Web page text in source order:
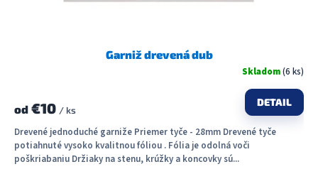
Garniž drevená dub
Skladom(6 ks)
od €10 / ks
DETAIL
Drevené jednoduché garniže Priemer tyče - 28mm Drevené tyče
potiahnuté vysoko kvalitnou fóliou . Fólia je odolná voči
poškriabaniu Držiaky na stenu, krúžky a koncovky sú...